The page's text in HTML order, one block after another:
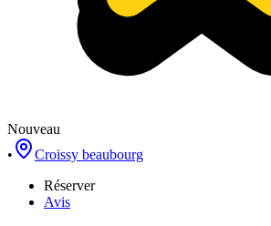
Nouveau
•
Croissy beaubourg
Réserver
Avis